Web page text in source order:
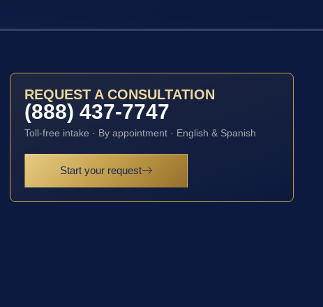
REQUEST A CONSULTATION
(888) 437-7747
Toll-free intake · By appointment · English & Spanish
Start your request